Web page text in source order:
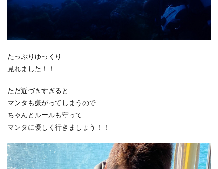
たっぷりゆっくり
見れました！！
ただ近づきすぎると
マンタも嫌がってしまうので
ちゃんとルールも守って
マンタに優しく行きましょう！！